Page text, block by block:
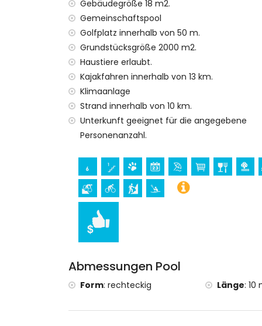
Bettwäsche und Handtücher
mit Klimaanlage
Unterhaltung und Freizeitaktivitäten für
Bar (innerhalb von 1000 Metern vom Haus)
Disco und Nachtclub (innerhalb von 5
Sehenswürdigkeiten und Kultur in Chiclana
das Museum (Museo de Chiclana)
Kirche und Schloss (Sancti Petri)
Sport
Golf (San Andrés Golf), Wandern,
Apartment)
Klettern, Angeln, Schnorcheln, Surfen
Apartment)
Kajakfahren und Tauchen (innerhalb
Zusätzliche Informationen:
während Ihres Aufenthalts von den
der Sonnenliegen und des Grills.
Das Apartment Casa Patricia 2 befindet sich
Gebäudegröße 18 m2.
Gemeinschaftspool
Golfplatz innerhalb von 50 m.
Grundstücksgröße 2000 m2.
Haustiere erlaubt.
Kajakfahren innerhalb von 13 km.
Klimaanlage
Strand innerhalb von 10 km.
Unterkunft geeignet für die angegebene
Personenanzahl.
Abmessungen Pool
Form: rechteckig Länge: 10